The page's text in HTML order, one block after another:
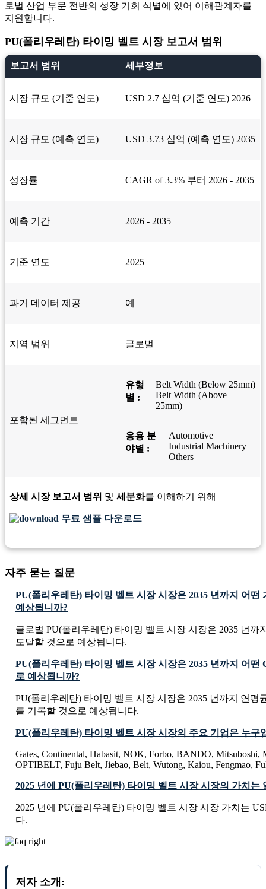
로벌 산업 부문 전반의 성장 기회 식별에 있어 이해관계자를
지원합니다.
PU(폴리우레탄) 타이밍 벨트 시장 보고서 범위
보고서 범위 세부정보
시장 규모 (기준 연도) USD 2.7 십억 (기준 연도) 2026
시장 규모 (예측 연도) USD 3.73 십억 (예측 연도) 2035
성장률 CAGR of 3.3% 부터 2026 - 2035
예측 기간 2026 - 2035
기준 연도 2025
과거 데이터 제공 예
지역 범위 글로벌
포함된 세그먼트
유형
별 :
Belt Width (Below 25mm)
Belt Width (Above
25mm)
응용 분
야별 :
Automotive
Industrial Machinery
Others
상세 시장 보고서 범위 및 세분화를 이해하기 위해
무료 샘플 다운로드
자주 묻는 질문
PU(폴리우레탄) 타이밍 벨트 시장 시장은 2035 년까지 어떤
예상됩니까?
글로벌 PU(폴리우레탄) 타이밍 벨트 시장 시장은 2035 년까
도달할 것으로 예상됩니다.
PU(폴리우레탄) 타이밍 벨트 시장 시장은 2035 년까지 어떤
로 예상됩니까?
PU(폴리우레탄) 타이밍 벨트 시장 시장은 2035 년까지 연평
를 기록할 것으로 예상됩니다.
PU(폴리우레탄) 타이밍 벨트 시장 시장의 주요 기업은 누구
Gates, Continental, Habasit, NOK, Forbo, BANDO, Mitsuboshi,
OPTIBELT, Fuju Belt, Jiebao, Belt, Wutong, Kaiou, Fengmao,
2025 년에 PU(폴리우레탄) 타이밍 벨트 시장 시장의 가치는
2025 년에 PU(폴리우레탄) 타이밍 벨트 시장 시장 가치는
다.
저자 소개: